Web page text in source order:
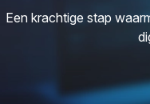
Een krachtige stap